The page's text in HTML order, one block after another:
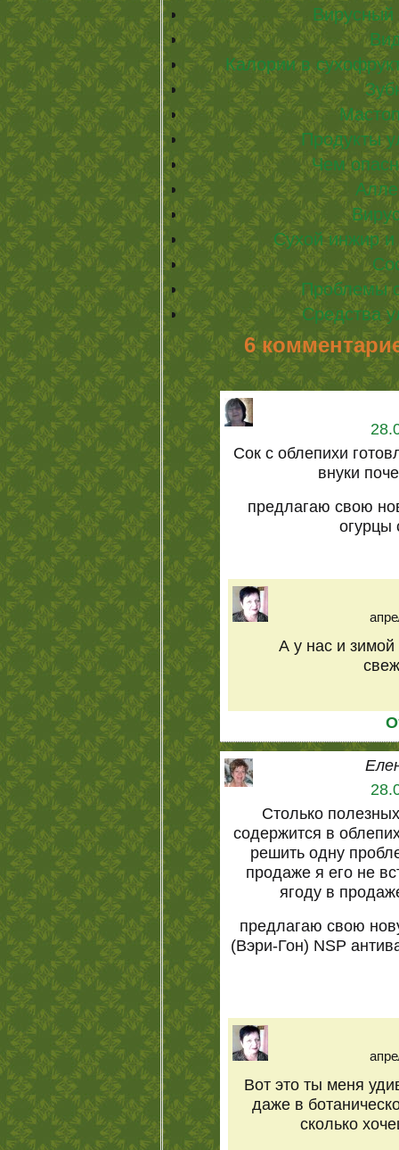
Вирусный
Калории в
Продукты
Чем
Сухой инжир и
Проблемы
Средства
6
Сок с облепихи
внуки
предлагаю свою
огурцы
А у нас и
Столько
содержится в
решить одну
продаже я его не
ягоду в
предлагаю свою
(Вэри-Гон) NSP
Вот это ты меня
даже в
сколько